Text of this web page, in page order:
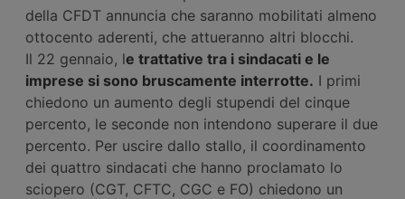
della CFDT annuncia che saranno mobilitati almeno
ottocento aderenti, che attueranno altri blocchi.
Il 22 gennaio, le trattative tra i sindacati e le
imprese si sono bruscamente interrotte. I primi
chiedono un aumento degli stupendi del cinque
percento, le seconde non intendono superare il due
percento. Per uscire dallo stallo, il coordinamento
dei quattro sindacati che hanno proclamato lo
sciopero (CGT, CFTC, CGC e FO) chiedono un